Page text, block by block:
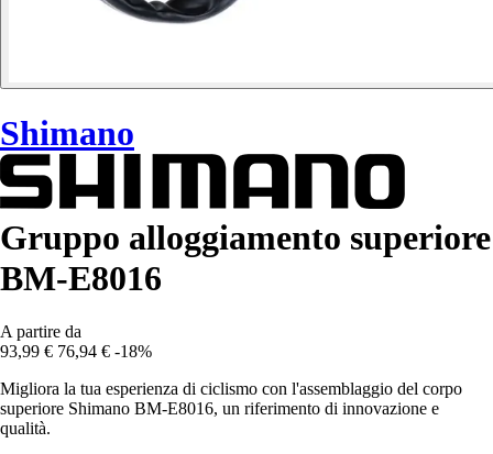
Shimano
Gruppo alloggiamento superiore
BM-E8016
A partire da
93,99 € 76,94 € -18%
Migliora la tua esperienza di ciclismo con l'assemblaggio del corpo
superiore Shimano BM-E8016, un riferimento di innovazione e
qualità.